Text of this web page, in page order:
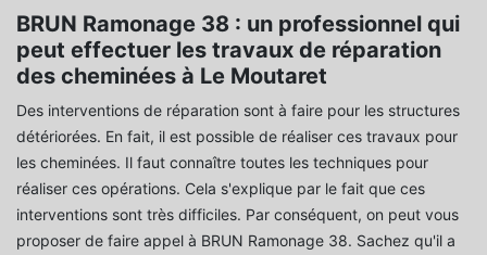
BRUN Ramonage 38 : un professionnel qui
peut effectuer les travaux de réparation
des cheminées à Le Moutaret
Des interventions de réparation sont à faire pour les structures
détériorées. En fait, il est possible de réaliser ces travaux pour
les cheminées. Il faut connaître toutes les techniques pour
réaliser ces opérations. Cela s'explique par le fait que ces
interventions sont très difficiles. Par conséquent, on peut vous
proposer de faire appel à BRUN Ramonage 38. Sachez qu'il a